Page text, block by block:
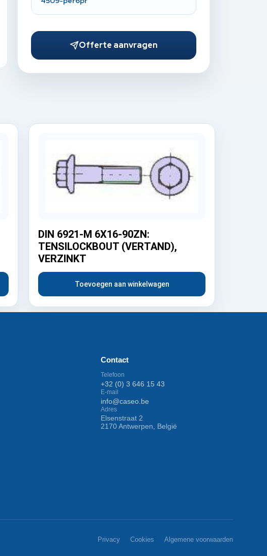
Offerte aanvragen
DIN 6921-M 6X16-90ZN:
TENSILOCKBOUT (VERTAND),
VERZINKT
Toevoegen aan winkelwagen
Contact
Telefoon
+32 (0) 3 646 15 43
E-mail
info@caseo.be
Adres
Elsenstraat 2
2170 Antwerpen, België
Privacy Cookies Algemene voorwaarden